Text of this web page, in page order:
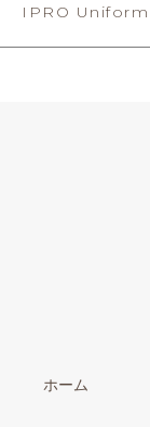
IPRO Uniform
ホーム